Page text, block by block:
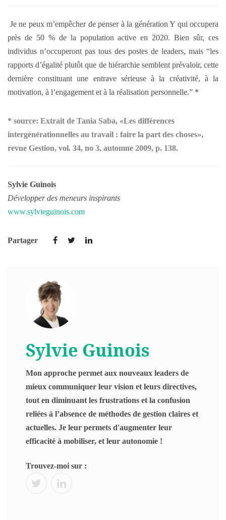
Je ne peux m’empêcher de penser à la génération Y qui occupera
près de 50 % de la population active en 2020. Bien sûr, ces
individus n’occuperont pas tous des postes de leaders, mais “les
rapports d’égalité plutôt que de hiérarchie semblent prévaloir, cette
dernière constituant une entrave sérieuse à la créativité, à la
motivation, à l’engagement et à la réalisation personnelle.” *
* source: Extrait de Tania Saba, «Les différences
intergénérationnelles au travail : faire la part des choses»,
revue Gestion, vol. 34, no 3, automne 2009, p. 138.
Sylvie Guinois
Développer des meneurs inspirants
www.sylvieguinois.com
Partager
Sylvie Guinois
Mon approche permet aux nouveaux leaders de
mieux communiquer leur vision et leurs directives,
tout en diminuant les frustrations et la confusion
reliées à l’absence de méthodes de gestion claires et
actuelles. Je leur permets d'augmenter leur
efficacité à mobiliser, et leur autonomie !
Trouvez-moi sur :